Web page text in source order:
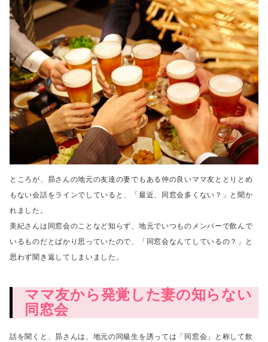
ところが、昴さんの地元の友達の妻でもある仲の良いママ友と とりとめ
もない会話をラインでしていると、「最近、同窓会多くない？」と聞か
れました。
美紀さんは同窓会のことなど知らず、地元でいつものメンバーで飲んで
いるものだとばかり思っていたので、
「同窓会なんてしているの？」と
思わず聞き返してしまいました。
ママ友から発覚した妻の知らない
同窓会
話を聞くと、昴さんは、地元の同級生を誘っては「同窓会」と称して飲